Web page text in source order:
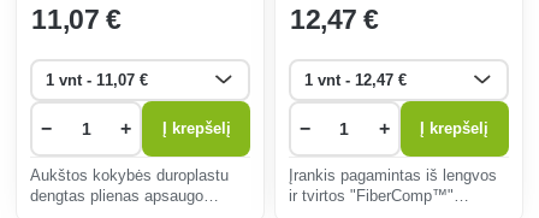
11,07 €
− + Į krepšelį
Aukštos kokybės duroplastu
dengtas plienas apsaugo
12,47 €
− + Į krepšelį
Įrankis pagamintas iš lengvos
ir tvirtos "FiberComp™"